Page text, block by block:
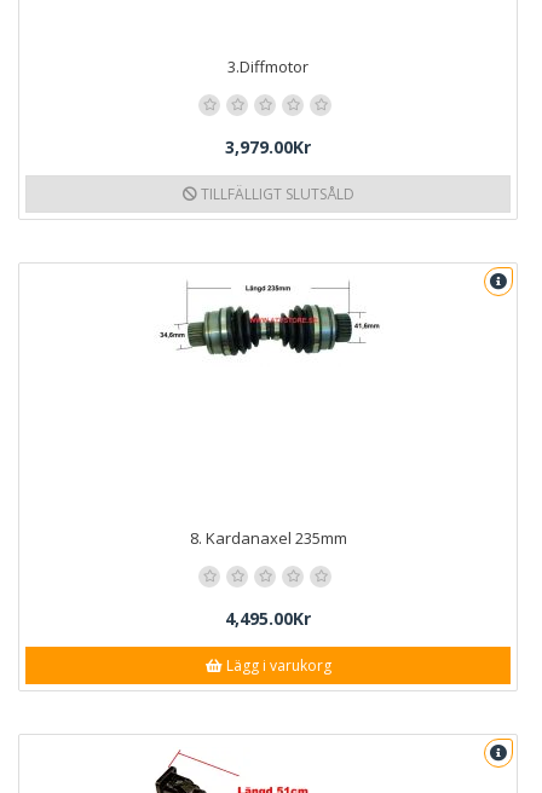
3.Diffmotor
3,979.00Kr
TILLFÄLLIGT SLUTSÅLD
8. Kardanaxel 235mm
4,495.00Kr
Lägg i varukorg